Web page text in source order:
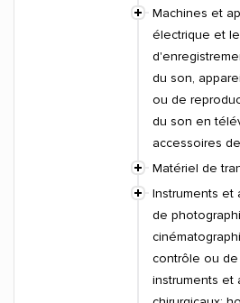
Machines et
électrique et
du son,
ou de
du son en
accessoires
Matériel de
Instruments et
de
contrôle ou de
instruments et